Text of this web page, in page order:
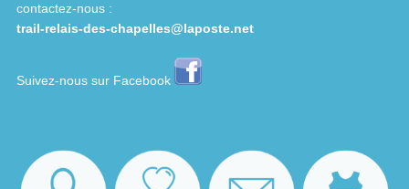
contactez-nous :
trail-relais-des-chapelles@laposte.net
Suivez-nous sur Facebook